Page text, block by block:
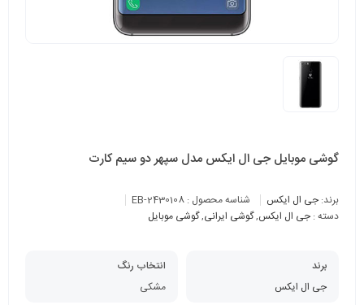
گوشی موبایل جی ال ایکس مدل سپهر دو سیم کارت
برند: جی ال ایکس شناسه محصول : EB-2430108
دسته : جی ال ایکس,گوشی ایرانی,گوشی موبایل
برند
جی ال ایکس
انتخاب رنگ
مشکی